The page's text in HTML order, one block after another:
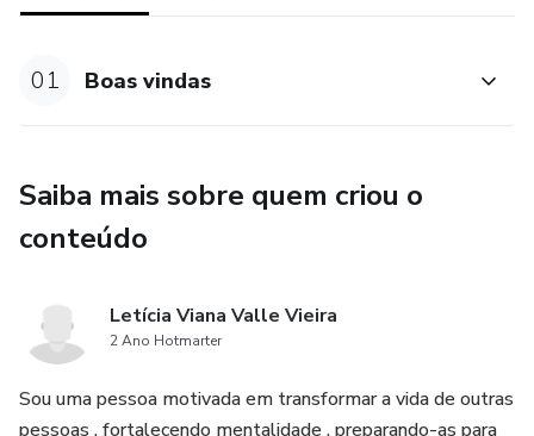
01 Boas vindas
Saiba mais sobre quem criou o
conteúdo
Letícia Viana Valle Vieira
2 Ano Hotmarter
Sou uma pessoa motivada em transformar a vida de outras
pessoas , fortalecendo mentalidade , preparando-as para